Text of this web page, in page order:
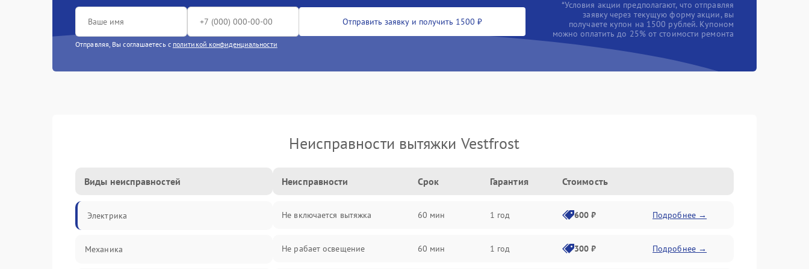
Отправить заявку и получить 1500 ₽
Отправляя, Вы соглашаетесь с политикой конфиденциальности
*Условия акции предполагают, что отправляя
заявку через текущую форму акции, вы
получаете купон на 1500 рублей. Купоном
можно оплатить до 25% от стоимости ремонта
Неисправности вытяжки Vestfrost
Виды неисправностей
Электрика
Механика
Неисправности Срок Гарантия Стоимость
Не включается вытяжка 60 мин 1 год 600 ₽ Подробнее →
Не рабает освещение 60 мин 1 год 300 ₽ Подробнее →